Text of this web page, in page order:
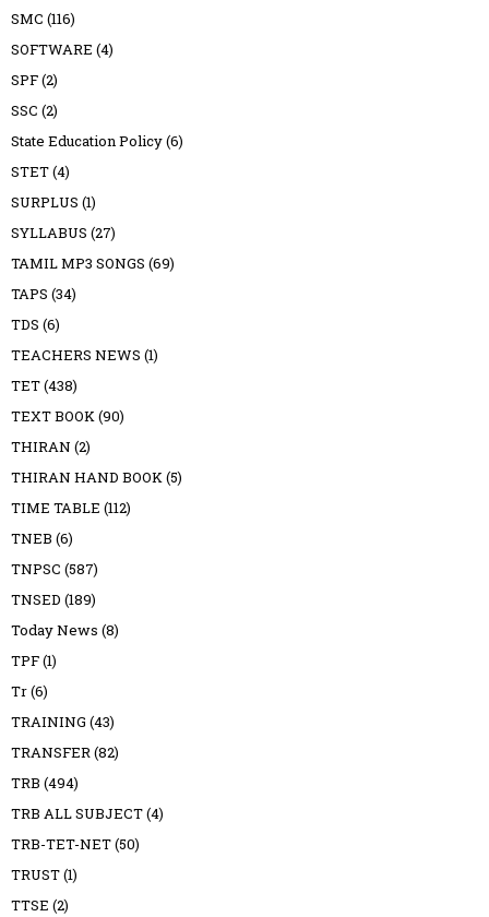
SMC (116)
SOFTWARE (4)
SPF(2)
SSC (2)
State Education Policy(6)
STET(4)
SURPLUS (1)
SYLLABUS (27)
TAMIL MP3 SONGS (69)
TAPS (34)
TDS (6)
TEACHERS NEWS (1)
TET(438)
TEXT BOOK(90)
THIRAN (2)
THIRAN HAND BOOK(5)
TIME TABLE (112)
TNEB (6)
TNPSC (587)
TNSED (189)
Today News (8)
TPF(1)
Tr(6)
TRAINING (43)
TRANSFER(82)
TRB (494)
TRB ALL SUBJECT(4)
TRB-TET-NET(50)
TRUST(1)
TTSE (2)